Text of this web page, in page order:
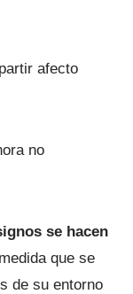
afecto
no
se hacen
que se
de su entorno